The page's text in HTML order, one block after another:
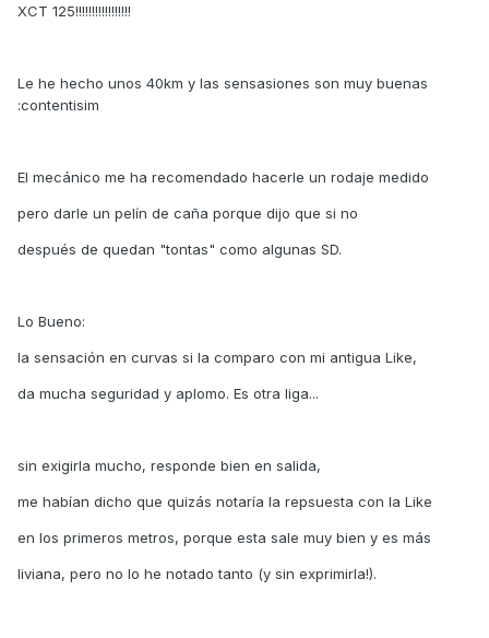
XCT 125!!!!!!!!!!!!!!!!!
Le he hecho unos 40km y las sensasiones son muy buenas
:contentisim
El mecánico me ha recomendado hacerle un rodaje medido
pero darle un pelín de caña porque dijo que si no
después de quedan "tontas" como algunas SD.
Lo Bueno:
la sensación en curvas si la comparo con mi antigua Like,
da mucha seguridad y aplomo. Es otra liga...
sin exigirla mucho, responde bien en salida,
me habían dicho que quizás notaría la repsuesta con la Like
en los primeros metros, porque esta sale muy bien y es más
liviana, pero no lo he notado tanto (y sin exprimirla!).